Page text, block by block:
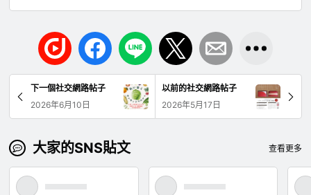
下一個社交網路帖子
2026年6月10日
以前的社交網路帖子
2026年5月17日
大家的SNS貼文 查看更多